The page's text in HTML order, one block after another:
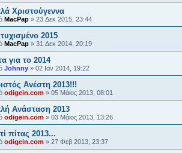
Χριστούγεννα
MacPap » 23 Δεκ 2015, 23:44
2015
MacPap » 31 Δεκ 2014, 20:19
για το 2014
Johnny » 02 Ιαν 2014, 19:22
Ανέστη 2013!!!
odigein.com » 05 Μάιος 2013, 08:01
Ανάσταση 2013
odigein.com » 03 Μάιος 2013, 13:26
πίτας 2013...
odigein.com » 27 Φεβ 2013, 23:37